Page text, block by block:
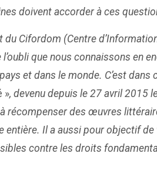
doivent accorder à ces
Cifordom (Centre
que nous connaissons en
et dans le monde. C’est
», devenu depuis le 27 avril 2015
récompenser des œuvres
entière. Il a aussi pour objectif
contre les droits